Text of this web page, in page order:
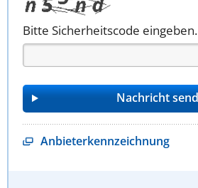
Bitte Sicherheitscode eingeben.
Anbieterkennzeichnung